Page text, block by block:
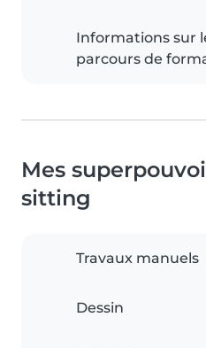
Informations sur
parcours de
Mes
sitting
Travaux manuels
Dessin